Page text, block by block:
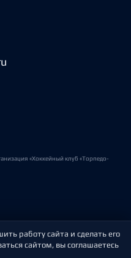
«Хоккейный клуб «Торпедо-
работу сайта и сделать его
сайтом, вы соглашаетесь